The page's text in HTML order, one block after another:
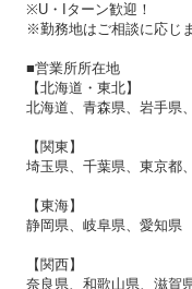
※U・Iターン歓迎！
※勤務地はご相談に応じ
■営業所所在地
【北海道・東北】
北海道、青森県、岩手県
【関東】
埼玉県、千葉県、東京都
【東海】
静岡県、岐阜県、愛知県
【関西】
奈良県、和歌山県、滋賀